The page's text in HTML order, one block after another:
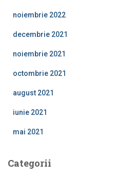
noiembrie 2022
decembrie 2021
noiembrie 2021
octombrie 2021
august 2021
iunie 2021
mai 2021
Categorii